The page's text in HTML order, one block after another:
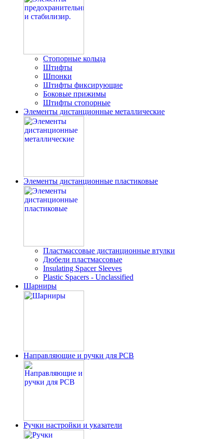
Стопорные кольца
Штифты
Шпонки
Штифты фиксирующие
Боковые прижимы
Штифты стопорные
Элементы дистанционные металлические
Элементы дистанционные пластиковые
Пластмассовые дистанционные втулки
Дюбели пластмассовые
Insulating Spacer Sleeves
Plastic Spacers - Unclassified
Шарниры
Направляющие и ручки для PCB
Ручки настройки и указатели